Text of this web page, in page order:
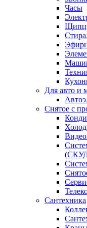
Часы
Для авто и
Снятое с
Сантехника